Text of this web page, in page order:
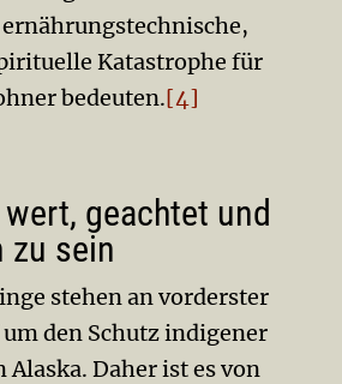
Katastrophe für
bedeuten.[4]
geachtet und
zu sein
stehen an vorderster
den Schutz indigener
Alaska. Daher ist es von